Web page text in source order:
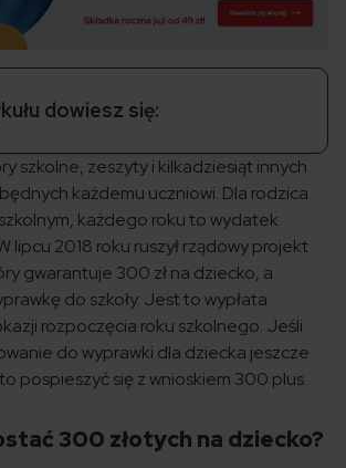
dowiesz się:
szkolne, zeszyty i kilkadziesiąt innych
każdemu uczniowi. Dla rodzica
każdego roku to wydatek
lipcu 2018 roku ruszył rządowy projekt
gwarantuje 300 zł na dziecko, a
do szkoły. Jest to wypłata
rozpoczęcia roku szkolnego. Jeśli
do wyprawki dla dziecka jeszcze
pospieszyć się z wnioskiem 300 plus.
300 złotych na dziecko?